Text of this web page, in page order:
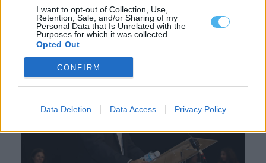
I want to opt-out of Collection, Use,
Retention, Sale, and/or Sharing of my
Personal Data that Is Unrelated with the
Purposes for which it was collected.
Opted Out
CONFIRM
Data Deletion Data Access Privacy Policy
para a reabilitação da Estação...
7 Agosto, 2026 - 19:30